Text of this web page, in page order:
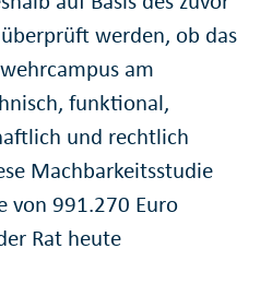
werden, ob das
am
funktional,
und rechtlich
Machbarkeitsstudie
von 991.270 Euro
Rat heute